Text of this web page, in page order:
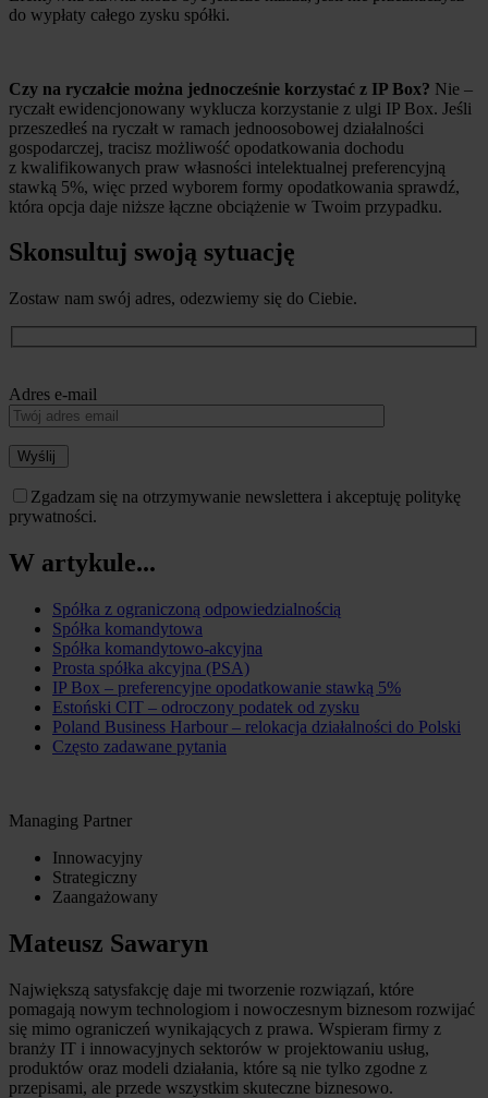
do wypłaty całego zysku spółki.
Czy na ryczałcie można jednocześnie korzystać z IP Box? Nie –
ryczałt ewidencjonowany wyklucza korzystanie z ulgi IP Box. Jeśli
przeszedłeś na ryczałt w ramach jednoosobowej działalności
gospodarczej, tracisz możliwość opodatkowania dochodu
z kwalifikowanych praw własności intelektualnej preferencyjną
stawką 5%, więc przed wyborem formy opodatkowania sprawdź,
która opcja daje niższe łączne obciążenie w Twoim przypadku.
Skonsultuj swoją sytuację
Zostaw nam swój adres, odezwiemy się do Ciebie.
Adres e-mail
Wyślij
Zgadzam się na otrzymywanie newslettera i akceptuję politykę
prywatności.
W artykule...
Spółka z ograniczoną odpowiedzialnością
Spółka komandytowa
Spółka komandytowo-akcyjna
Prosta spółka akcyjna (PSA)
IP Box – preferencyjne opodatkowanie stawką 5%
Estoński CIT – odroczony podatek od zysku
Poland Business Harbour – relokacja działalności do Polski
Często zadawane pytania
Managing Partner
Innowacyjny
Strategiczny
Zaangażowany
Mateusz Sawaryn
Największą satysfakcję daje mi tworzenie rozwiązań, które
pomagają nowym technologiom i nowoczesnym biznesom rozwijać
się mimo ograniczeń wynikających z prawa. Wspieram firmy z
branży IT i innowacyjnych sektorów w projektowaniu usług,
produktów oraz modeli działania, które są nie tylko zgodne z
przepisami, ale przede wszystkim skuteczne biznesowo.